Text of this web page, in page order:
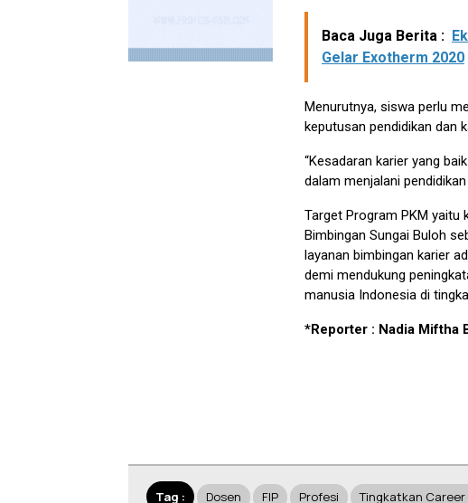
Baca Juga Berita :
Gelar Exotherm 2020
Menurutnya, siswa perlu
keputusan pendidikan dan
“Kesadaran karier yang
dalam menjalani
Target Program PKM yaitu
Bimbingan Sungai Buloh
layanan bimbingan karier
demi mendukung
manusia Indonesia di
*Reporter : Nadia Miftha
Tag : Dosen FIP Profesi Tingkatkan Career